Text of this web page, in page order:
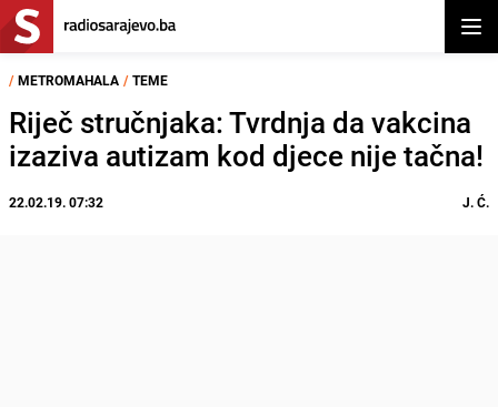
/ METROMAHALA / TEME
Riječ stručnjaka: Tvrdnja da vakcina
izaziva autizam kod djece nije tačna!
22.02.19. 07:32 J. Ć.